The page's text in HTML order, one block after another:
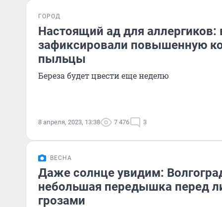
ГОРОД
Настоящий ад для аллергиков:
зафиксировали повышенную
пыльцы
Береза будет цвести еще неделю
8 апреля, 2023, 13:38 7 476 3
ВЕСНА
Даже солнце увидим:
небольшая передышка перед
грозами